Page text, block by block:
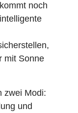
noch
mit Sonne
zwei Modi:
und